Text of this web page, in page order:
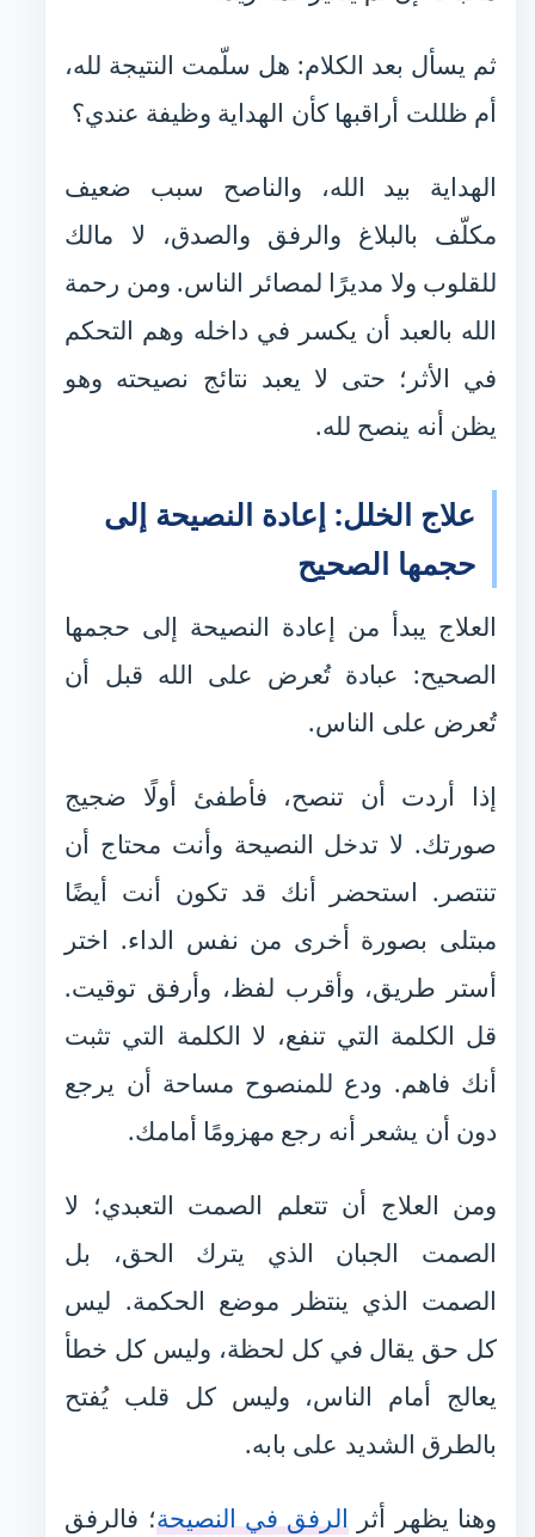
ثم يسأل بعد الكلام: هل سلّمت النتيجة لله،
أم ظللت أراقبها كأن الهداية وظيفة عندي؟
الهداية بيد الله، والناصح سبب ضعيف
مكلّف بالبلاغ والرفق والصدق، لا مالك
للقلوب ولا مديرًا لمصائر الناس. ومن رحمة
الله بالعبد أن يكسر في داخله وهم التحكم
في الأثر؛ حتى لا يعبد نتائج نصيحته وهو
يظن أنه ينصح لله.
علاج الخلل: إعادة النصيحة إلى
حجمها الصحيح
العلاج يبدأ من إعادة النصيحة إلى حجمها
الصحيح: عبادة تُعرض على الله قبل أن
تُعرض على الناس.
إذا أردت أن تنصح، فأطفئ أولًا ضجيج
صورتك. لا تدخل النصيحة وأنت محتاج أن
تنتصر. استحضر أنك قد تكون أنت أيضًا
مبتلى بصورة أخرى من نفس الداء. اختر
أستر طريق، وأقرب لفظ، وأرفق توقيت.
قل الكلمة التي تنفع، لا الكلمة التي تثبت
أنك فاهم. ودع للمنصوح مساحة أن يرجع
دون أن يشعر أنه رجع مهزومًا أمامك.
ومن العلاج أن تتعلم الصمت التعبدي؛ لا
الصمت الجبان الذي يترك الحق، بل
الصمت الذي ينتظر موضع الحكمة. ليس
كل حق يقال في كل لحظة، وليس كل خطأ
يعالج أمام الناس، وليس كل قلب يُفتح
بالطرق الشديد على بابه.
وهنا يظهر أثر الرفق في النصيحة؛ فالرفق